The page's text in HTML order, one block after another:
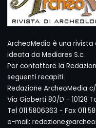
ArcheoMedia è una rivista
ideata da Mediares S.c.
Per contattare la
seguenti recapiti:
Redazione ArcheoMedia
Via Gioberti 80/D - 10128
Tel 011.5806363 - Fax
e-mail: